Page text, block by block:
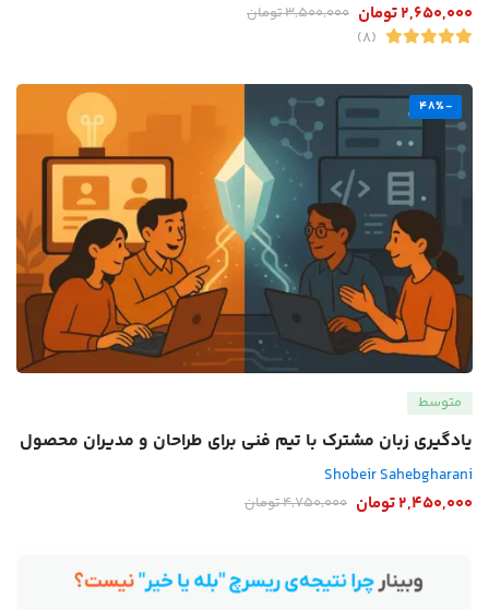
2,650,000تومان 3,500,000تومان
(8)
-48%
متوسط
یادگیری زبان مشترک با تیم فنی برای طراحان و مدیران محصول
Shobeir Sahebgharani
2,450,000تومان 4,750,000تومان